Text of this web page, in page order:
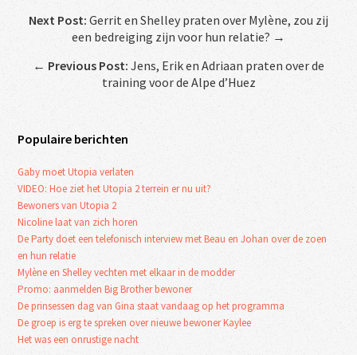
Next Post: Gerrit en Shelley praten over Mylène, zou zij
een bedreiging zijn voor hun relatie? →
← Previous Post: Jens, Erik en Adriaan praten over de
training voor de Alpe d’Huez
Populaire berichten
Gaby moet Utopia verlaten
VIDEO: Hoe ziet het Utopia 2 terrein er nu uit?
Bewoners van Utopia 2
Nicoline laat van zich horen
De Party doet een telefonisch interview met Beau en Johan over de zoen
en hun relatie
Mylène en Shelley vechten met elkaar in de modder
Promo: aanmelden Big Brother bewoner
De prinsessen dag van Gina staat vandaag op het programma
De groep is erg te spreken over nieuwe bewoner Kaylee
Het was een onrustige nacht